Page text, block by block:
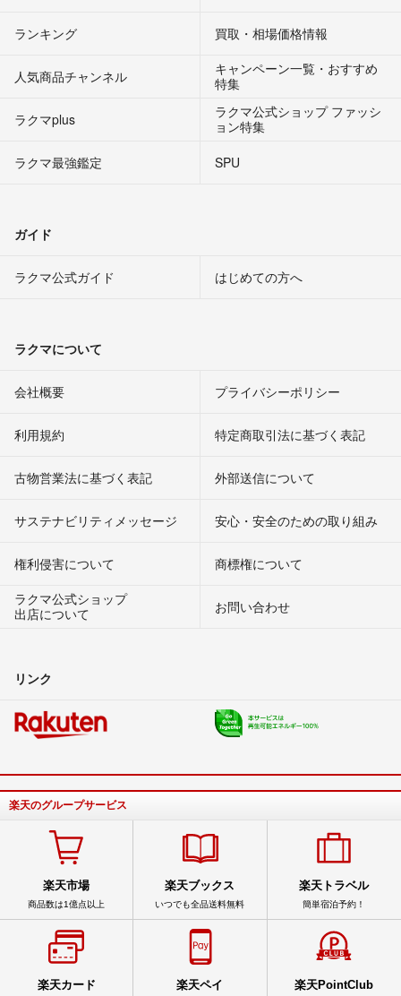
ランキング 買取・相場価格情報
人気商品チャンネル
キャンペーン一覧・おすすめ
特集
ラクマplus
ラクマ公式ショップ ファッシ
ョン特集
ラクマ最強鑑定
SPU
ガイド
ラクマ公式ガイド はじめての方へ
ラクマについて
会社概要 プライバシーポリシー
利用規約 特定商取引法に基づく表記
古物営業法に基づく表記 外部送信について
サステナビリティメッセージ 安心・安全のための取り組み
権利侵害について
商標権について
ラクマ公式ショップ
出店について
お問い合わせ
リンク
楽天のグループサービス
楽天市場
商品数は1億点以上
楽天ブックス
いつでも全品送料無料
楽天トラベル
簡単宿泊予約！
楽天カード 楽天ペイ 楽天PointClub